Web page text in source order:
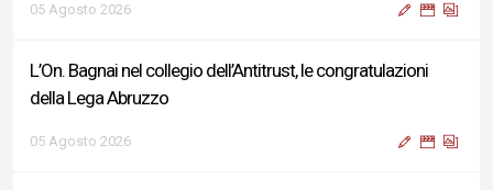
05 Agosto 2026
L’On. Bagnai nel collegio dell’Antitrust, le congratulazioni
della Lega Abruzzo
05 Agosto 2026